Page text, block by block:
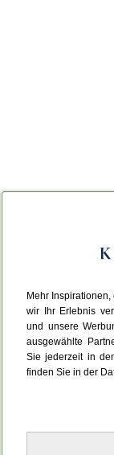
Mehr
wir Ihr Erlebnis
und unsere
ausgewählte
Sie jederzeit in
finden Sie in der